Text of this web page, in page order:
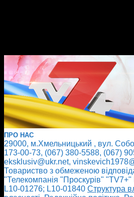
ПРО НАС
29000, м.Хмельницький , вул.
173-00-73, (067) 380-5588, (067)
eksklusiv@ukr.net,
Товариство з обмеженою
"Телекомпанія "Проскурів"
L10-01276; L10-01840 Cтруктура